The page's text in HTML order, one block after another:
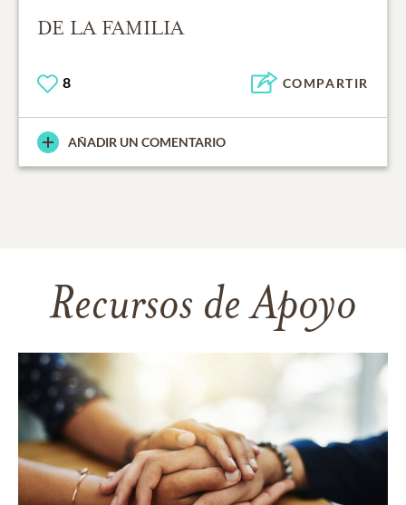
DE LA FAMILIA
8 COMPARTIR
AÑADIR UN COMENTARIO
Recursos de Apoyo